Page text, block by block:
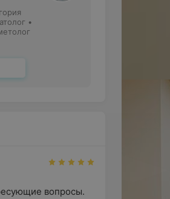
•
вопросы.